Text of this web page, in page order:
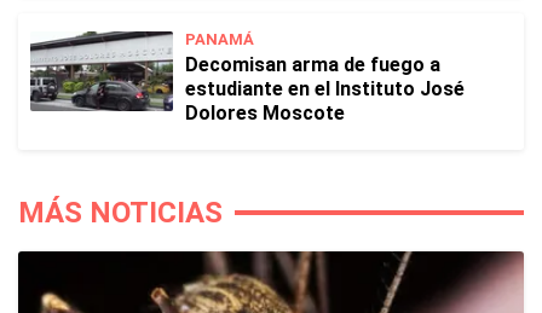
PANAMÁ
Decomisan arma de fuego a
estudiante en el Instituto José
Dolores Moscote
MÁS NOTICIAS